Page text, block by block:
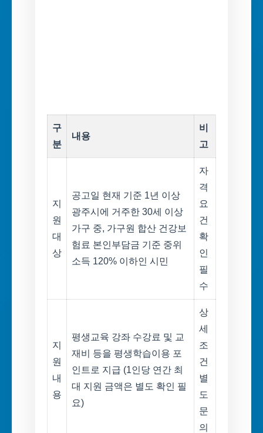
구
분
내용
비
고
지
원
대
상
공고일 현재 기준 1년 이상
광주시에 거주한 30세 이상
가구 중, 가구원 합산 건강보
험료 본인부담금 기준 중위
소득 120% 이하인 시민
자
격
요
건
확
인
필
수
지
원
내
용
평생교육 강좌 수강료 및 교
재비 등을 평생학습이용 포
인트로 지급 (1인당 연간 최
대 지원 금액은 별도 확인 필
요)
상
세
조
건
별
도
문
의